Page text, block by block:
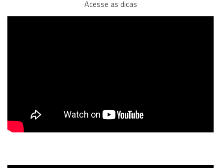
Acesse as dicas